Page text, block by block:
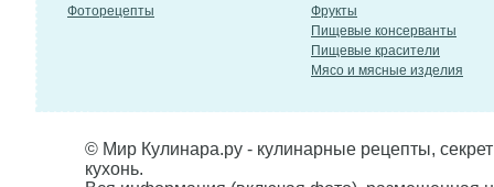
Фоторецепты
Фрукты
Пищевые консерванты
Пищевые красители
Мясо и мясные изделия
© Мир Кулинара.ру - кулинарные рецепты,
кухонь.